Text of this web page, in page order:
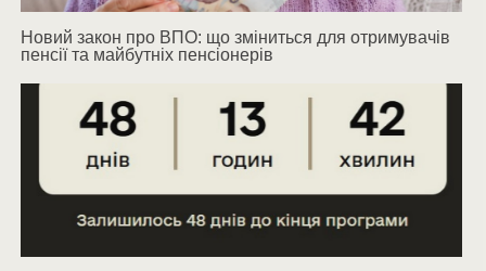
Новий закон про ВПО: що зміниться для отримувачів
пенсії та майбутніх пенсіонерів